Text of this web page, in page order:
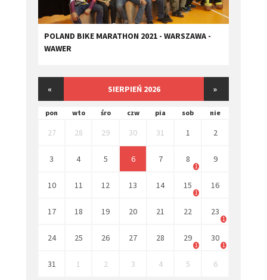
POLAND BIKE MARATHON 2021 - WARSZAWA -
WAWER
« SIERPIEŃ 2026 »
pon wto śro czw pia sob nie
27 28 29 30 31 1 2
3 4 5 6 7 8
1
9
10 11 12 13 14 15
1
16
17 18 19 20 21 22 23
1
24 25 26 27 28 29
1
30
1
31 1 2 3 4 5 6